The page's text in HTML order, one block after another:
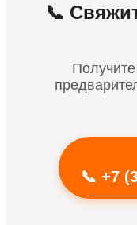
📞
Получите
📞 +7